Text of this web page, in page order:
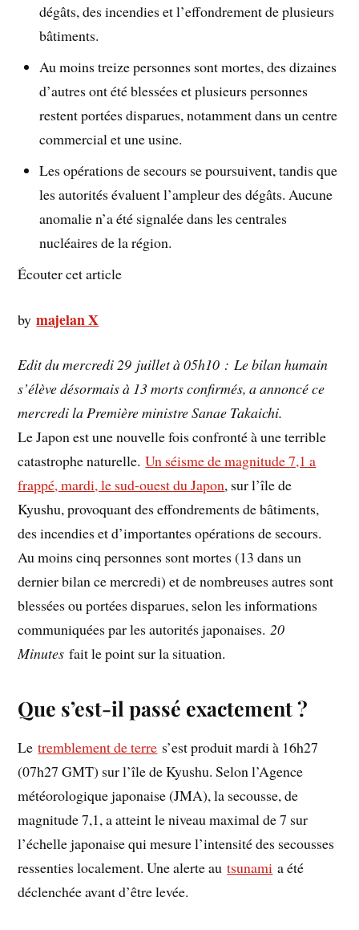
dégâts, des incendies et l’effondrement de plusieurs
bâtiments.
Au moins treize personnes sont mortes, des dizaines
d’autres ont été blessées et plusieurs personnes
restent portées disparues, notamment dans un centre
commercial et une usine.
Les opérations de secours se poursuivent, tandis que
les autorités évaluent l’ampleur des dégâts. Aucune
anomalie n’a été signalée dans les centrales
nucléaires de la région.
Écouter cet article
bymajelan X
Edit du mercredi 29 juillet à 05h10 : Le bilan humain
s’élève désormais à 13 morts confirmés, a annoncé ce
mercredi la Première ministre Sanae Takaichi.
Le Japon est une nouvelle fois confronté à une terrible
catastrophe naturelle.Un séisme de magnitude 7,1 a
frappé, mardi, le sud-ouest du Japon, sur l’île de
Kyushu, provoquant des effondrements de bâtiments,
des incendies et d’importantes opérations de secours.
Au moins cinq personnes sont mortes (13 dans un
dernier bilan ce mercredi) et de nombreuses autres sont
blessées ou portées disparues, selon les informations
communiquées par les autorités japonaises.20
Minutes fait le point sur la situation.
Que s’est-il passé exactement ?
Letremblement de terre s’est produit mardi à 16h27
(07h27 GMT) sur l’île de Kyushu. Selon l’Agence
météorologique japonaise (JMA), la secousse, de
magnitude 7,1, a atteint le niveau maximal de 7 sur
l’échelle japonaise qui mesure l’intensité des secousses
ressenties localement. Une alerte autsunami a été
déclenchée avant d’être levée.